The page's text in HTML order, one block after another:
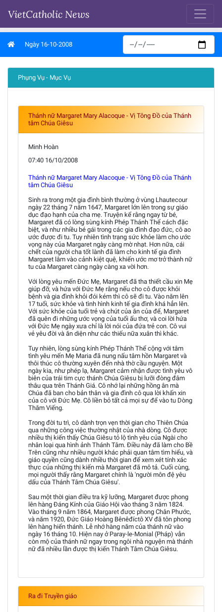
VietCatholic News
Ngày 16-10-2008
Phụng Vụ - Mục Vụ
Thánh nữ Margaret Mary Alacoque - Vị Tông Ðồ của Thánh
tâm Chúa Giêsu
Minh Hoàn
07:40 16/10/2008
Thánh nữ Margaret Mary Alacoque - Vị Tông Ðồ của Thánh
tâm Chúa Giêsu
Sinh ra trong một gia đình bình thường ở vùng Lhautecour
ngày 22 tháng 7 năm 1647, Margaret lớn lên trong sự giáo
dục đạo hạnh của cha mẹ. Truyện kể rằng ngay từ bé,
Margaret đã có lòng sùng kính Phép Thánh Thể cách đặc
biệt, và như nhiều bé gái trong các gia đình đạo đức, cô ao
ước được đi tu. Tuy nhiên tình trạng sức khỏe làm cho ước
vọng này của Margaret ngày càng mờ nhạt. Hơn nữa, cái
chết của người cha tốt lành đã làm cho kinh tế gia đình
Margaret lâm vào cảnh kiệt quệ, khiến ước mơ trở thành nữ
tu của Margaret càng ngày càng xa vời hơn.
Với lòng yêu mến Ðức Mẹ, Margaret đã tha thiết cầu xin Mẹ
giúp đỡ, và hứa với Ðức Mẹ rằng nếu cho cô được khỏi
bệnh và gia đình khỏi đói kém thì cô sẽ đi tu. Vào năm lên
17 tuổi, sức khỏe và tình hình kinh tế gia đình khá hẳn lên.
Với sức khỏe của tuổi trẻ và chút của ăn của để, Margaret
đã quên đi những ước vọng của tuổi ấu thơ, và coi lời hứa
với Ðức Mẹ ngày xưa chỉ là lời nói của đứa trẻ con. Cô vui
vẻ yêu đời và ăn diện như các thiếu nữa xuân thì khác.
Tuy nhiên, lòng sùng kính Phép Thánh Thể cộng với tâm
tình yêu mến Mẹ Maria đã nung nấu tâm hồn Margaret và
thôi thúc cô thường xuyên đến nhà thờ cầu nguyện. Một
ngày kia, như phép lạ, Margaret cảm nhận được tình yêu vô
biên của trái tim cực thánh Chúa Giêsu bị lưỡi đòng đâm
thâu qua trên Thánh Giá. Cô nhớ lại những hồng ân mà
Chúa đã ban cho bản thân và gia đình cô qua lời khấn xin
của cô với Ðức Mẹ. Cô liền bỏ tất cả mọi sự để vào tu Dòng
Thăm Viếng.
Trong đời tu trì, cô dành trọn vẹn thời gian cho Thiên Chúa
qua những công việc thường nhật của nhà dòng. Cô được
nhiều thị kiến thấy Chúa Giêsu tỏ lộ tình yêu của Ngài cho
nhân loại qua hình ảnh Thánh Tâm. Ðiều này đã làm cho Bề
Trên cũng như nhiều người khác phải quan tâm tìm hiểu, và
giáo quyền cũng dành nhiều thời gian để xem xét tính xác
thực của những thị kiến mà Margaret đã mô tả. Cuối cùng,
mọi người thấy rằng Margaret chính là 'người môn đệ yêu
dấu của Thánh Tâm Chúa Giêsu'.
Sau một thời gian điều tra kỹ lưỡng, Margaret được phong
lên hàng Ðáng Kính của Giáo Hội vào tháng 3 năm 1824.
Vào tháng 9 năm 1864, Margaret được phong Chân Phước,
và năm 1920, Ðức Giáo Hoàng Bênêđíctô XV đã tôn phong
lên hàng hiển thánh. Lễ nhớ hàng năm của thánh nữ vào
ngày 16 tháng 10. Hiện nay ở Paray-le-Monial (Pháp) vẫn
còn mộ của thánh nữ ngay trong ngôi nhà nguyện mà thánh
nữ đã nhiều lần được thị kiến Thánh Tâm Chúa Giêsu.
Ra đi Truyền giáo